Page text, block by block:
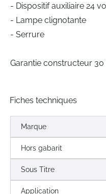
- Dispositif auxiliaire 24
- Lampe clignotante
- Serrure
Garantie constructeur 30
Fiches techniques
Marque
Hors gabarit
Sous Titre
Application